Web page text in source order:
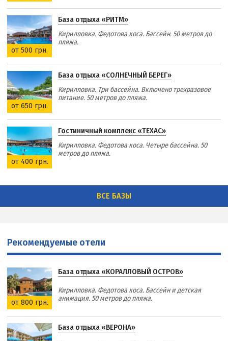
от 500 грн.
База отдыха «РИТМ»
Кирилловка. Федотова коса. Бассейн. 50 метров до
пляжа.
от 650 грн.
База отдыха «СОЛНЕЧНЫЙ БЕРЕГ»
Кирилловка. Три бассейна. Включено трехразовое
питание. 50 метров до пляжа.
от 400 грн.
Гостиничный комплекс «ТЕХАС»
Кирилловка. Федотова коса. Четыре бассейна. 50
метров до пляжа.
ВСЕ БАЗЫ
Рекомендуемые отели
от 800 грн.
База отдыха «КОРАЛЛОВЫЙ ОСТРОВ»
Кирилловка. Федотова коса. Бассейн и детская
анимация. 50 метров до пляжа.
База отдыха «ВЕРОНА»